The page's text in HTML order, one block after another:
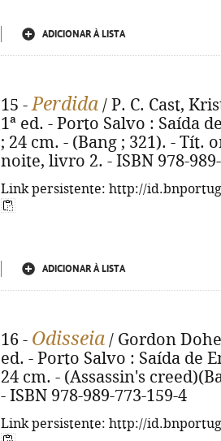
ADICIONAR À LISTA
15 -Perdida / P. C. Cast,
1ª ed. - Porto Salvo : Saída
; 24 cm. - (Bang ; 321). - Tít.
noite, livro 2. - ISBN 978-
Link persistente: http://
ADICIONAR À LISTA
16 - Odisseia / Gordon
ed. - Porto Salvo : Saída de
24 cm. - (Assassin's
- ISBN 978-989-773-159-4
Link persistente: http://